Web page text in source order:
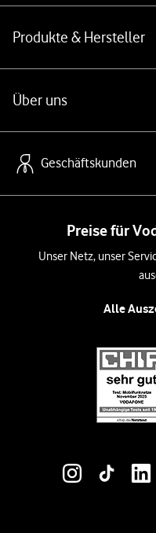
Produkte & Hersteller
Über uns
Geschäftskunden
Preise für
Unser Netz, unser
Alle
Social-Media-